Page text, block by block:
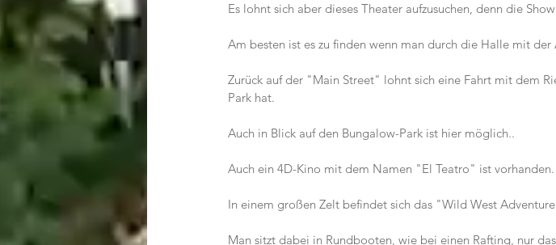
Es lohnt sich aber dieses Theater aufzusuchen, denn die
Am besten ist es zu finden wenn man durch die Halle mit der
Zurück auf der "Main Street" lohnt sich eine Fahrt mit dem
Park hat.
Auch in Blick auf den Bungalow-Park ist hier möglich..
Auch ein 4D-Kino mit dem Namen "El Teatro" ist vorhanden.
In einem großen Zelt befindet sich das "Wild West
Man sitzt dabei in Rundbooten, wie bei einen Rafting, nur